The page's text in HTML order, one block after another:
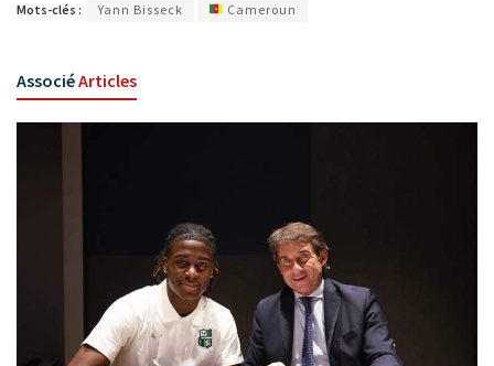
Mots-clés : Yann Bisseck Cameroun
AssociéArticles